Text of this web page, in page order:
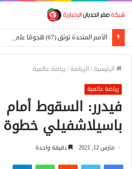
الأمم المتحدة توثق (67) هجومًا على المدارس في السودان
الرئيسية /الرياضة / رياضة عالمية
رياضة عالمية
فيدرر: السقوط أمام
باسيلاشفيلي خطوة
مارس 12, 2021 دقيقة واحدة
فيسبوكتويتر واتساب تيلقرام